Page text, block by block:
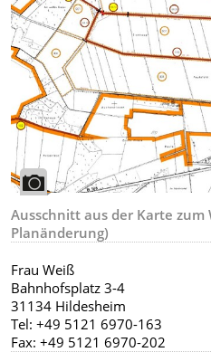
Ausschnitt aus der Karte zum
Planänderung)
Frau Weiß
Bahnhofsplatz 3-4
31134 Hildesheim
Tel: +49 5121 6970-163
Fax: +49 5121 6970-202